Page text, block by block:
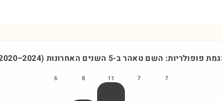
פופולריות: השם טאהרב-5 השנים האחרונות –2024)
7
7
11
8
6